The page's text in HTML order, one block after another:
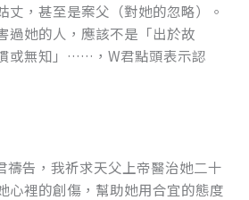
丈，甚至是案父（對她的忽略）。
過她的人，應該不是「出於故
或無知」……，W君點頭表示認
禱告，我祈求天父上帝醫治她二十
心裡的創傷，幫助她用合宜的態度